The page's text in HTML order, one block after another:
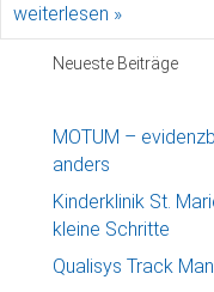
weiterlesen »about
Neueste Beiträge
MOTUM –
anders
Kinderklinik St.
kleine Schritte
Qualisys Track